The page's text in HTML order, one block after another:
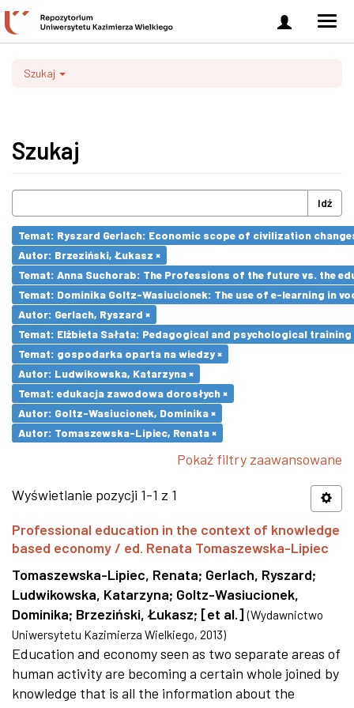
Zaloguj
się
Szukaj
Szukaj
Idź
Temat: Ryszard Gerlach: Economic scope of civilization
Autor: Brzeziński, Łukasz ×
Temat: Anna Suchorab: The Professions of the future vs. the
Temat: Dominika Goltz-Wasiucionek: The use of e-learning in
Autor: Gerlach, Ryszard ×
Temat: Elżbieta Sałata: Pedagogical and psychological
Temat: gospodarka oparta na wiedzy ×
Autor: Ludwikowska, Katarzyna ×
Temat: edukacja zawodowa dorosłych ×
Autor: Goltz-Wasiucionek, Dominika ×
Autor: Tomaszewska-Lipiec, Renata ×
Pokaż filtry zaawansowane
Wyświetlanie pozycji 1-1 z 1
Professional education in the context of knowledge
based economy / ed. Renata Tomaszewska-Lipiec
Tomaszewska-Lipiec, Renata; Gerlach, Ryszard;
Ludwikowska, Katarzyna; Goltz-Wasiucionek,
Dominika; Brzeziński, Łukasz; [et al.] (Wydawnictwo
Uniwersytetu Kazimierza Wielkiego, 2013)
Education and economy seen as two separate areas of
human activity are becoming a certain whole joined by
knowledge that is all the information about the